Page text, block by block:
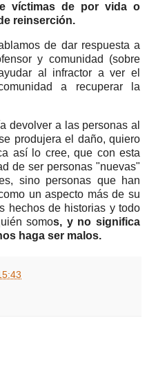
víctimas de por vida o
reinserción.
de dar respuesta a
y comunidad (sobre
al infractor a ver el
a recuperar la
devolver a las personas al
produjera el daño, quiero
así lo cree, que con esta
de ser personas "nuevas"
sino personas que han
un aspecto más de su
hechos de historias y todo
somos, y no significa
haga ser malos.